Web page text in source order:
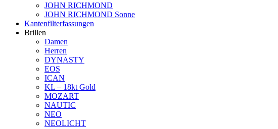
JOHN RICHMOND
JOHN RICHMOND Sonne
Kantenfilterfassungen
Brillen
Damen
Herren
DYNASTY
EOS
ICAN
KL – 18kt Gold
MOZART
NAUTIC
NEO
NEOLICHT